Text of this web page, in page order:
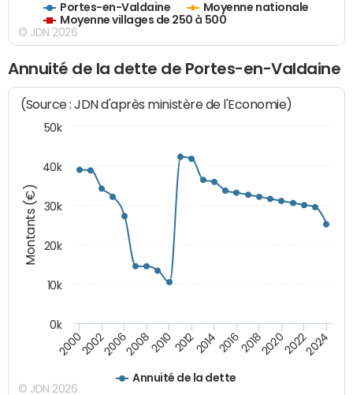
Portes-en-Valdaine
Moyenne nationale
Moyenne villages de 250 à 500
© JDN 2026
Annuité de la dette de Portes-en-Valdaine
Montants (€)
(Source : JDN d'après ministère de l'Economie)
Annuité de la dette
20002002200620082010 2012201420162018202020222024
0k
10k
20k
30k
40k
50k
© JDN 2026